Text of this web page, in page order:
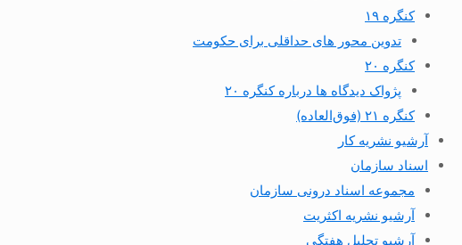
کنگره ۱۹
تدوین محور های حداقلی برای حکومت
کنگره ۲۰
پژواک دیدگاه ها درباره کنگره ۲۰
کنگره ۲۱ (فوق‌العاده)
آرشیو نشریه کار
اسناد سازمان
مجموعه اسناد درونی سازمان
آرشیو نشریه اکثریت
آرشیو تحلیل هفتگی